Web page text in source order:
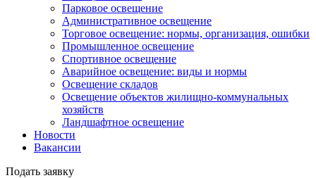
Парковое освещение
Административное освещение
Торговое освещение: нормы, организация, ошибки
Промышленное освещение
Спортивное освещение
Аварийное освещение: виды и нормы
Освещение складов
Освещение объектов жилищно-коммунальных
хозяйств
Ландшафтное освещение
Новости
Вакансии
Подать заявку